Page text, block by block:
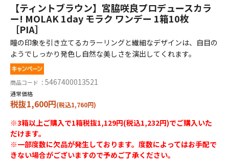
【ティントブラウン】宮脇咲良プロデュースカラ
ー! MOLAK 1day モラク ワンデー 1箱10枚
［PIA］
瞳の印象を引き立てるカラーリングと繊細なデザインは、自目の
ようでしっかり発色し自然な美しさを演出してくれます。
商品コード ： 5467400013521
通常価格
税抜1,600円(税込1,760円)
※3箱以上ご購入で1箱税抜1,129円(税込1,232円)でご購入いた
だけます。
※一部度数に欠品が発生しております。度数によってはお手配で
きない場合がございますので予めご了承ください。